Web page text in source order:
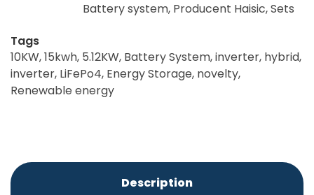
Battery system, Producent Haisic,Sets
Tags
10KW,15kwh, 5.12KW, Battery System,inverter, hybrid,
inverter, LiFePo4, Energy Storage, novelty,
Renewable energy
Description